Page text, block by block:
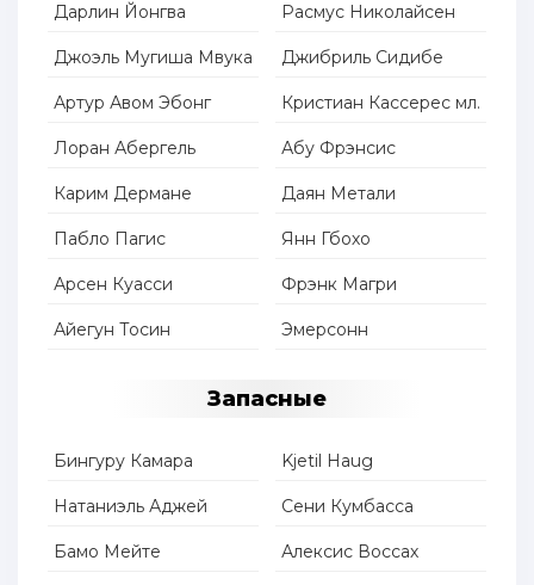
Дарлин Йонгва
Джоэль Мугиша Мвука
Артур Авом Эбонг
Лоран Абергель
Карим Дермане
Пабло Пагис
Арсен Куасси
Айегун Тосин
Расмус Николайсен
Джибриль Сидибе
Кристиан Кассерес мл.
Абу Фрэнсис
Даян Метали
Янн Гбохо
Фрэнк Магри
Эмерсонн
Запасные
Бингуру Камара
Натаниэль Аджей
Бамо Мейте
Kjetil Haug
Сени Кумбасса
Алексис Воссах